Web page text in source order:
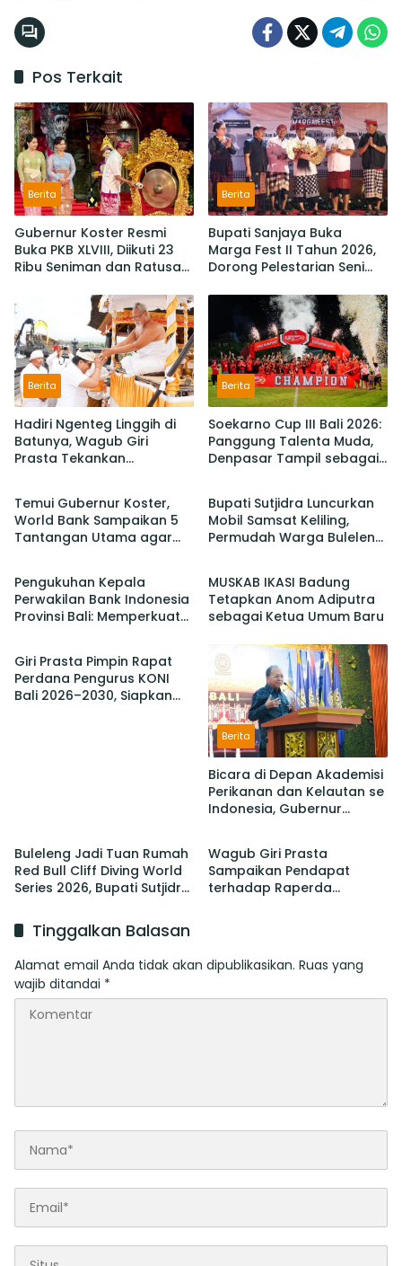
Pos Terkait
Berita
Gubernur Koster Resmi
Buka PKB XLVIII, Diikuti 23
Ribu Seniman dan Ratusan
IKM/UMKM Digratiskan
Berita
Bupati Sanjaya Buka
Marga Fest II Tahun 2026,
Dorong Pelestarian Seni
Potensi Lokal
Berita
Hadiri Ngenteg Linggih di
Batunya, Wagub Giri
Prasta Tekankan
Krama
Berita
Soekarno Cup III Bali 2026:
Panggung Talenta Muda,
Denpasar Tampil sebagai
Berita
Temui Gubernur Koster,
World Bank Sampaikan 5
Tantangan Utama agar
Berita
Bupati Sutjidra Luncurkan
Mobil Samsat Keliling,
Permudah Warga Buleleng
Berita
Pengukuhan Kepala
Perwakilan Bank Indonesia
Provinsi Bali: Memperkuat
Pertumbuhan Ekonomi Bali
Berita
MUSKAB IKASI Badung
Tetapkan Anom Adiputra
sebagai Ketua Umum Baru
Berita
Giri Prasta Pimpin Rapat
Perdana Pengurus KONI
Bali 2026–2030, Siapkan
Berita
Bicara di Depan Akademisi
Perikanan dan Kelautan se
Indonesia, Gubernur
Buleleng Jadi Tuan Rumah
Red Bull Cliff Diving World
Series 2026, Bupati Sutjidra:
Wisata Bali Utara
Berita
Wagub Giri Prasta
Sampaikan Pendapat
terhadap Raperda
Tinggalkan Balasan
Alamat email Anda tidak akan dipublikasikan. Ruas yang
wajib ditandai *